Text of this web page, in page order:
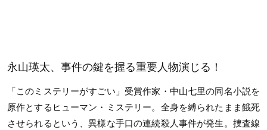
永山瑛太、事件の鍵を握る重要人物演じる！
「このミステリーがすごい」受賞作家・中山七里の同名小説を
原作とするヒューマン・ミステリー。全身を縛られたまま餓死
させられるという、異様な手口の連続殺人事件が発生。捜査線